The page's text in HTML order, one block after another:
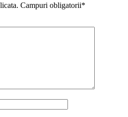
Campuri obligatorii*